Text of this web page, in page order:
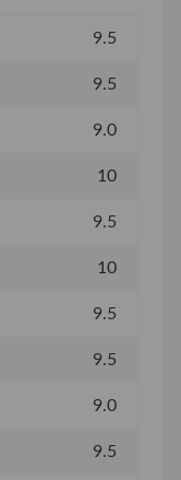
9.5
9.5
9.0
10
9.5
10
9.5
9.5
9.0
9.5